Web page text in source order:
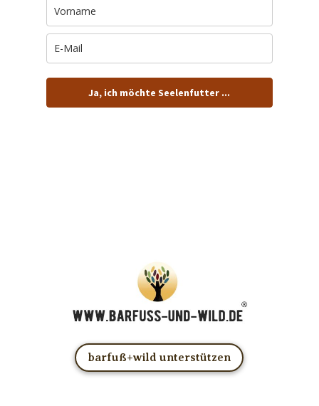
Ja, ich möchte Seelenfutter ...
barfuß+wild unterstützen